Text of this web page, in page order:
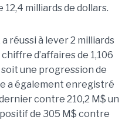
milliards de dollars.
a réussi à lever 2 milliards
d’affaires de 1,106
soit une progression de
a également enregistré
contre 210,2 M$ un
de 305 M$ contre